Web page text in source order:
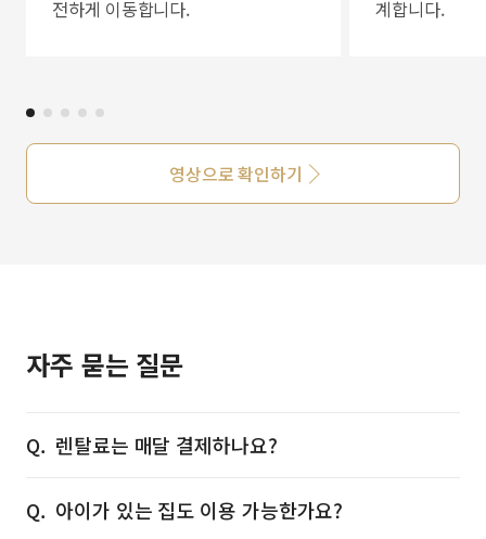
전하게 이동합니다.
계합니다.
영상으로 확인하기
자주 묻는 질문
렌탈료는 매달 결제하나요?
아이가 있는 집도 이용 가능한가요?